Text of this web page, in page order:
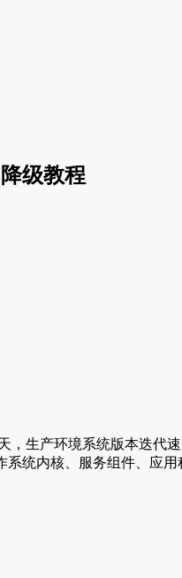
级教程
，生产环境系统版本迭代
统内核、服务组件、应